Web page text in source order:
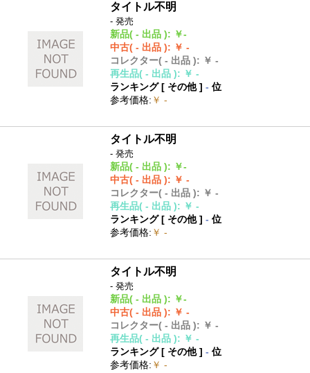
タイトル不明
- 発売
新品( - 出品 ): ￥-
中古( - 出品 ): ￥ -
コレクター( - 出品 ): ￥ -
再生品( - 出品 ): ￥ -
ランキング [ その他]- 位
参考価格: ￥ -
タイトル不明
- 発売
新品( - 出品 ): ￥-
中古( - 出品 ): ￥ -
コレクター( - 出品 ): ￥ -
再生品( - 出品 ): ￥ -
ランキング [ その他]- 位
参考価格: ￥ -
タイトル不明
- 発売
新品( - 出品 ): ￥-
中古( - 出品 ): ￥ -
コレクター( - 出品 ): ￥ -
再生品( - 出品 ): ￥ -
ランキング [ その他]- 位
参考価格: ￥ -